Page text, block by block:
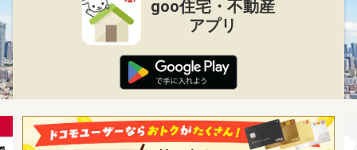
goo住宅・不動産
アプリ